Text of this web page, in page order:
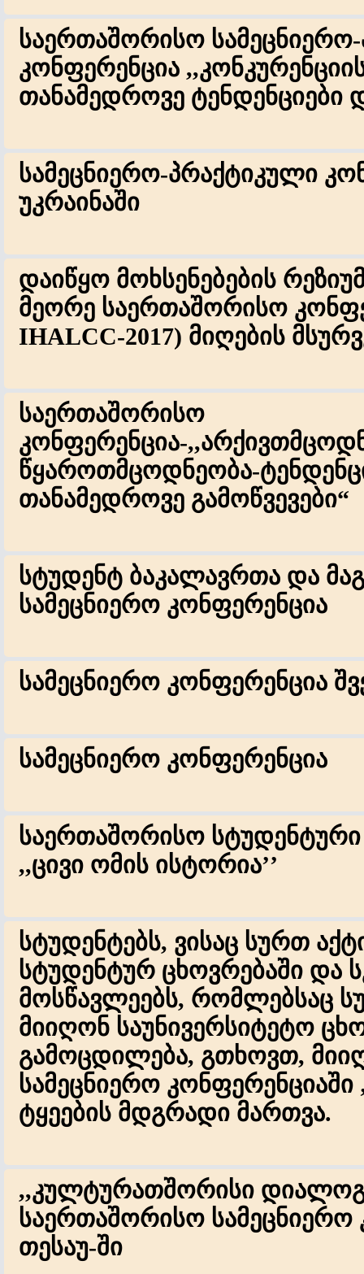
საერთაშორისო
კონფერენცია
თანამედროვე ტენდენციები
სამეცნიერო-პრაქტიკული
უკრაინაში
დაიწყო მოხსენებების
მეორე საერთაშორისო
IHALCC-2017) მიღების
საერთაშორისო
კონფერენცია-
წყაროთმცოდნეობა-
თანამედროვე გამოწვევები“
სტუდენტ ბაკალავრთა და
სამეცნიერო კონფერენცია
სამეცნიერო კონფერენცია
სამეცნიერო კონფერენცია
საერთაშორისო
,,ცივი ომის ისტორია’’
სტუდენტებს, ვისაც სურთ
სტუდენტურ ცხოვრებაში და
მოსწავლეებს, რომლებსაც
მიიღონ საუნივერსიტეტო
გამოცდილება, გთხოვთ,
სამეცნიერო კონფერენციაში
ტყეების მდგრადი მართვა.
,,კულტურათშორისი
საერთაშორისო სამეცნიერო
თესაუ-ში